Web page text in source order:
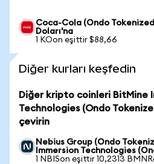
Coca-Cola (Ondo
Doları'na
1 KOon eşittir $88,66
Diğer kurları keşfedin
Diğer kripto coinleri BitMine
Technologies (Ondo
çevirin
Nebius Group (Ondo
Immersion Technologies
1 NBISon eşittir 10,2313